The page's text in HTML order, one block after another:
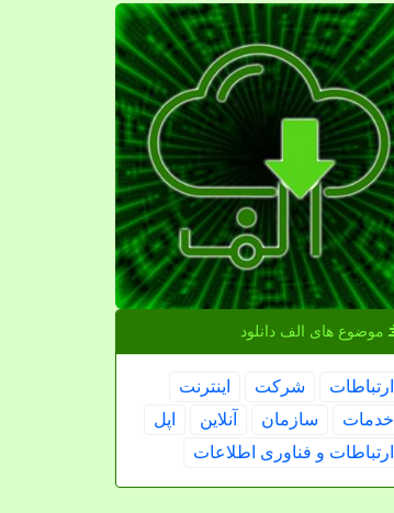
موضوع های الف دانلود
ارتباطات شركت
اینترنت
خدمات
سازمان آنلاین
اپل
ارتباطات و فناوری اطلاعات